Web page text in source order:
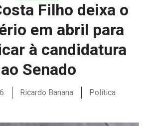
Filho deixa o
em abril para
à candidatura
ao Senado
Ricardo Banana Política